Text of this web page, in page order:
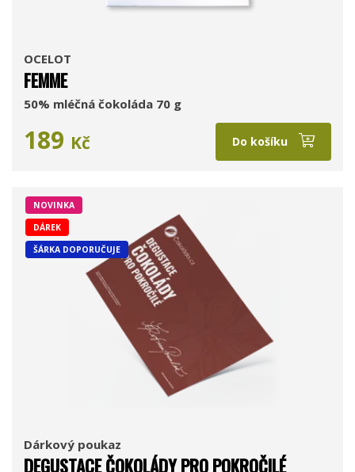
OCELOT
FEMME
50% mléčná čokoláda 70 g
189 Kč Do košíku
NOVINKA
DÁREK
ŠÁRKA DOPORUČUJE
Dárkový poukaz
DEGUSTACE ČOKOLÁDY PRO POKROČILÉ